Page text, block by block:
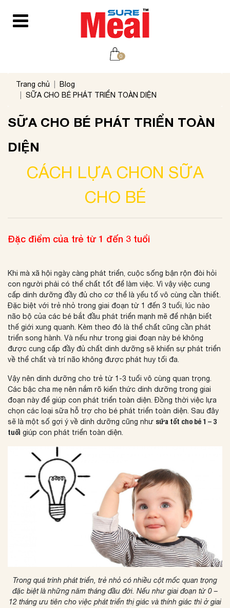
0
Trang chủ
Blog
SỮA CHO BÉ PHÁT TRIỂN TOÀN DIỆN
SỮA CHO BÉ PHÁT TRIỂN TOÀN
DIỆN
CÁCH LỰA CHON SỮA
CHO BÉ
Đặc điểm của trẻ từ 1 đến 3 tuổi
Khi mà xã hội ngày càng phát triển, cuộc sống bận rộn đòi hỏi
con người phải có thể chất tốt để làm việc. Vì vậy việc cung
cấp dinh dưỡng đầy đủ cho cơ thể là yếu tố vô cùng cần thiết.
Đặc biệt với trẻ nhỏ trong giai đoạn từ 1 đến 3 tuổi, lúc nào
não bộ của các bé bắt đầu phát triển mạnh mẽ để nhận biết
thế giới xung quanh. Kèm theo đó là thể chất cũng cần phát
triển song hành. Và nếu như trong giai đoạn này bé không
được cung cấp đầy đủ chất dinh dưỡng sẽ khiến sự phát triển
về thể chất và trí não không được phát huy tối đa.
Vậy nên dinh dưỡng cho trẻ từ 1-3 tuổi vô cùng quan trọng.
Các bậc cha mẹ nên nắm rõ kiến thức dinh dưỡng trong giai
đoạn này để giúp con phát triển toàn diện. Đồng thời việc lựa
chọn các loại sữa hỗ trợ cho bé phát triển toàn diện. Sau đây
sẽ là một số gợi ý về dinh dưỡng cũng như sữa tốt cho bé 1 – 3
tuổi giúp con phát triển toàn diện.
Trong quá trình phát triển, trẻ nhỏ có nhiều cột mốc quan trọng
đặc biệt là những năm tháng đầu đời. Nếu như giai đoạn từ 0 –
12 tháng ưu tiên cho việc phát triển thị giác và thính giác thì ở giai